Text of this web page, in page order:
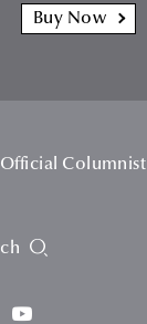
Buy Now
Official Columnist